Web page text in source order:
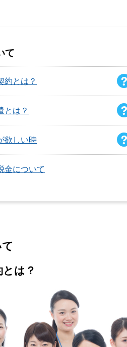
て
約とは？
とは？
欲しい時
金について
は？